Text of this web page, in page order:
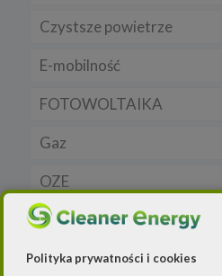
Prawo
Rynek/Gospodarka
Dla domu
Dla firmy
Dla samorządu
Czystsze powietrze
E-mobilność
E-ładowarki
Samochody elektryczne
Auta hybrydowe m-HEV
Samochody typu plug in
FOTOWOLTAIKA
Gaz
Rynek gazu
CNG
LNG
OZE
Licznik OZE
Biogazownie
Raporty
Wywiad
Polityka prywatności i cookies